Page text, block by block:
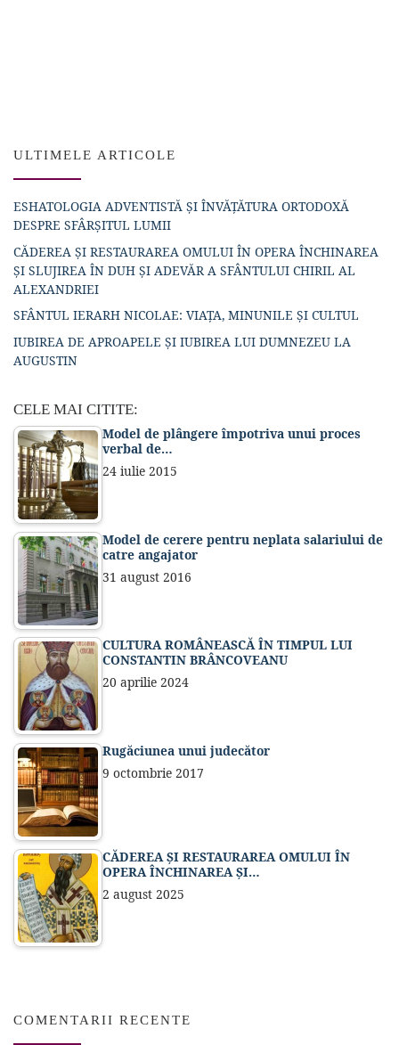
ULTIMELE ARTICOLE
ESHATOLOGIA ADVENTISTĂ ȘI ÎNVĂȚĂTURA ORTODOXĂ
DESPRE SFÂRȘITUL LUMII
CĂDEREA ȘI RESTAURAREA OMULUI ÎN OPERA ÎNCHINAREA
ȘI SLUJIREA ÎN DUH ȘI ADEVĂR A SFÂNTULUI CHIRIL AL
ALEXANDRIEI
SFÂNTUL IERARH NICOLAE: VIAȚA, MINUNILE ȘI CULTUL
IUBIREA DE APROAPELE ȘI IUBIREA LUI DUMNEZEU LA
AUGUSTIN
CELE MAI CITITE:
Model de plângere împotriva unui proces
verbal de…
24 iulie 2015
Model de cerere pentru neplata salariului de
catre angajator
31 august 2016
CULTURA ROMÂNEASCĂ ÎN TIMPUL LUI
CONSTANTIN BRÂNCOVEANU
20 aprilie 2024
Rugăciunea unui judecător
9 octombrie 2017
CĂDEREA ȘI RESTAURAREA OMULUI ÎN
OPERA ÎNCHINAREA ȘI…
2 august 2025
COMENTARII RECENTE